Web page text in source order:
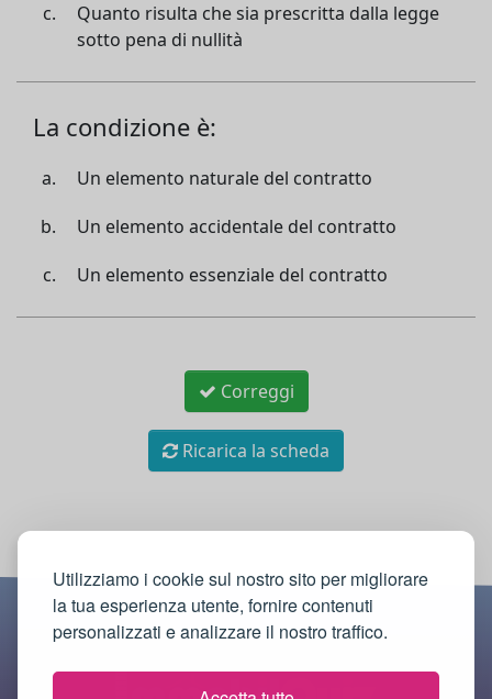
Utilizziamo i cookie sul nostro sito per migliorare
la tua esperienza utente, fornire contenuti
personalizzati e analizzare il nostro traffico.
Quanto risulta che sia prescritta dalla legge
sotto pena di nullità
La condizione è:
Un elemento naturale del contratto
Un elemento accidentale del contratto
Un elemento essenziale del contratto
Correggi
Ricarica la scheda